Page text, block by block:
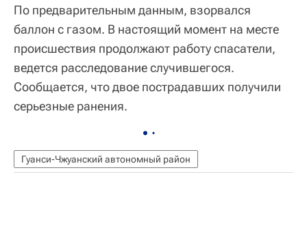
По предварительным данным, взорвался
баллон с газом. В настоящий момент на месте
происшествия продолжают работу спасатели,
ведется расследование случившегося.
Сообщается, что двое пострадавших получили
серьезные ранения.
Гуанси-Чжуанский автономный район